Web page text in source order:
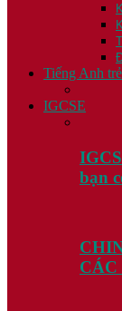
Tiếng Anh
IGCSE
bạn